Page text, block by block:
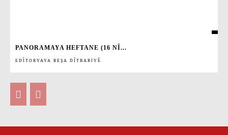
PANORAMAYA HEFTANE (16 NÎ...
EDÎTORYAYA BEŞA DÎTBARIYÊ